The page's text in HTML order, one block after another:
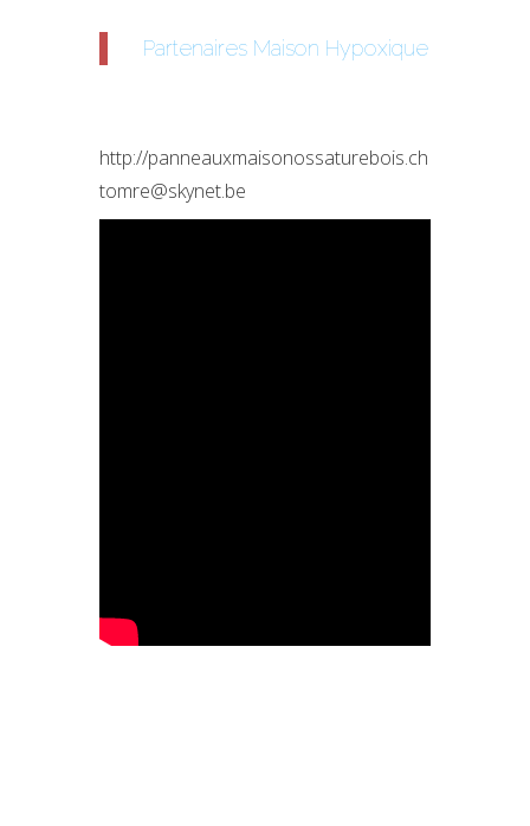
Partenaires Maison Hypoxique
http://panneauxmaisonossaturebois.ch
tomre@skynet.be